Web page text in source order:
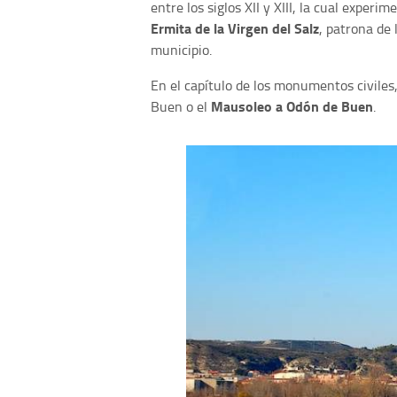
entre los siglos XII y XIII, la cual
Ermita de la Virgen del Salz, patrona de
municipio.
En el capítulo de los monumentos
Buen o el Mausoleo a Odón de Buen.